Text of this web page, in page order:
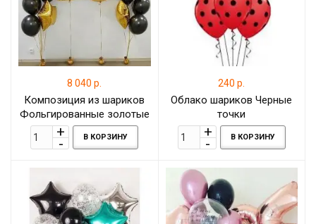
8 040 р.
Композиция из шариков
Фольгированные золотые
цифры со звёздами и
латексными чёрными
В КОРЗИНУ
240 р.
Облако шариков Черные
точки
В КОРЗИНУ